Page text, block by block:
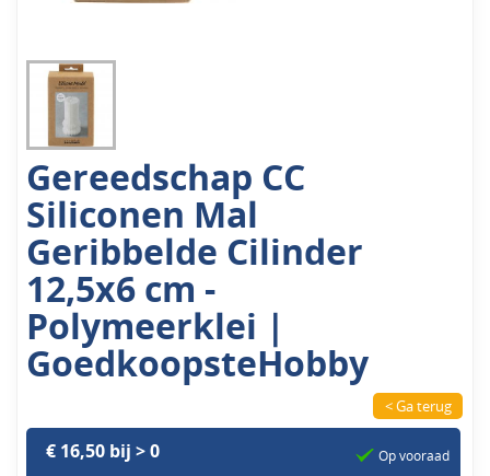
Gereedschap CC
Siliconen Mal
Geribbelde Cilinder
12,5x6 cm -
Polymeerklei |
GoedkoopsteHobby
< Ga terug
€ 16,50 bij > 0
Op vooraad